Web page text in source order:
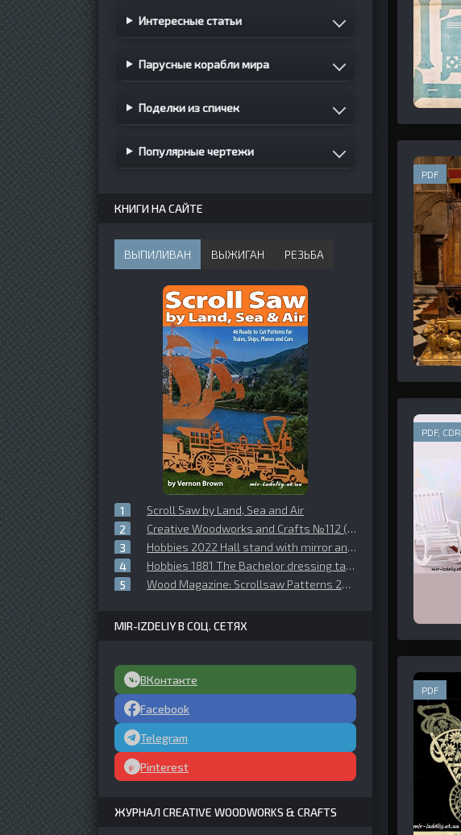
PDF
PDF, CDR
PDF
Интересные статьи
Парусные корабли мира
Поделки из спичек
Популярные чертежи
КНИГИ НА САЙТЕ
ВЫПИЛИВАН ВЫЖИГАН РЕЗЬБА
Scroll Saw by Land, Sea and Air
Creative Woodworks and Crafts №112 (2005-11)
Hobbies 2022 Hall stand with mirror and coat hooks
Hobbies 1881 The Bachelor dressing table
Wood Magazine: Scrollsaw Patterns 2005
MIR-IZDELIY В СОЦ. СЕТЯХ
ВКонтакте
Facebook
Telegram
Pinterest
ЖУРНАЛ CREATIVE WOODWORKS & CRAFTS